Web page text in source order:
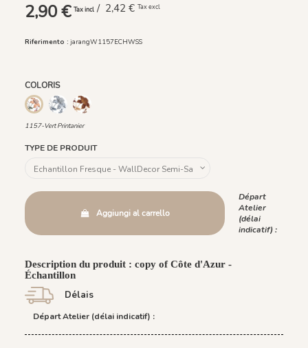
2,90 €Tax incl / 2,42 € Tax excl
Riferimento : jarangW1157ECHWSS
COLORIS
1157-Vert Printanier
1158 - Bleu Givré
1159 - Brun Rouille
1157-Vert Printanier
TYPE DE PRODUIT
Aggiungi al carrello
Départ
Atelier
(délai
indicatif) :
Description du produit : copy of Côte d'Azur -
Échantillon
Délais
Départ Atelier (délai indicatif) :